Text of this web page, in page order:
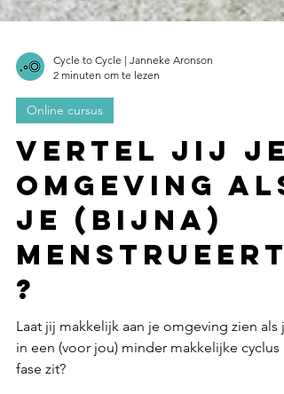
Cycle to Cycle | Janneke Aronson
2 minuten om te lezen
Online cursus
Vertel jij je
omgeving als
je (bijna)
menstrueert
?
Laat jij makkelijk aan je omgeving zien als je